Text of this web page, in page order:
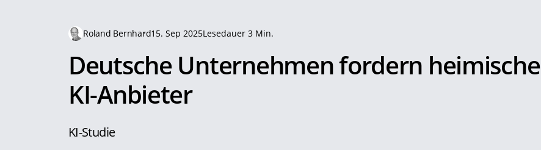
Roland Bernhard15. Sep 2025Lesedauer 3 Min.
Deutsche Unternehmen fordern heimische
KI-Anbieter
KI-Studie